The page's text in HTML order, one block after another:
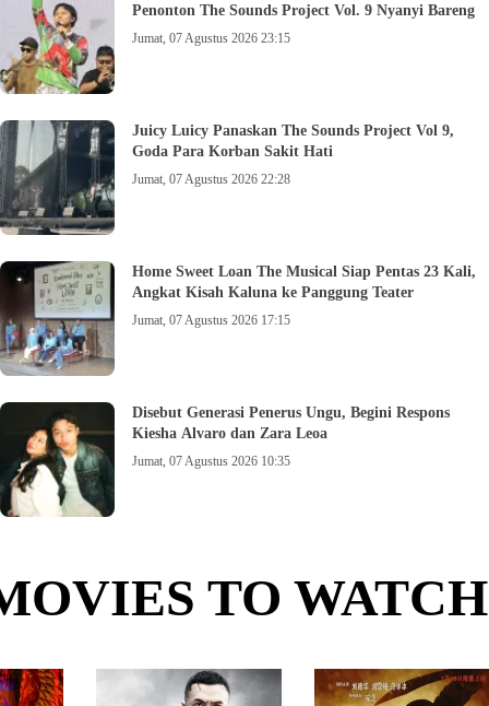
Penonton The Sounds Project Vol. 9 Nyanyi Bareng
Jumat, 07 Agustus 2026 23:15
Juicy Luicy Panaskan The Sounds Project Vol 9,
Goda Para Korban Sakit Hati
Jumat, 07 Agustus 2026 22:28
Home Sweet Loan The Musical Siap Pentas 23 Kali,
Angkat Kisah Kaluna ke Panggung Teater
Jumat, 07 Agustus 2026 17:15
Disebut Generasi Penerus Ungu, Begini Respons
Kiesha Alvaro dan Zara Leoa
Jumat, 07 Agustus 2026 10:35
TO WATCH